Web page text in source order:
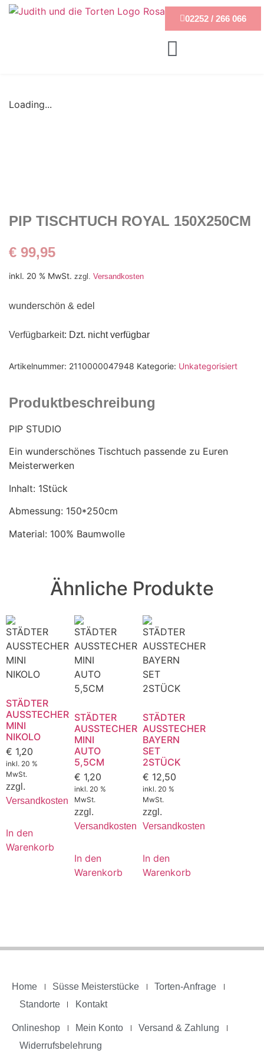
02252 / 266 066
Loading...
PIP TISCHTUCH ROYAL 150X250CM
€ 99,95
inkl. 20 % MwSt. zzgl. Versandkosten
wunderschön & edel
Verfügbarkeit: Dzt. nicht verfügbar
Artikelnummer: 2110000047948 Kategorie: Unkategorisiert
Produktbeschreibung
PIP STUDIO
Ein wunderschönes Tischtuch passende zu Euren
Meisterwerken
Inhalt: 1Stück
Abmessung: 150*250cm
Material: 100% Baumwolle
Ähnliche Produkte
STÄDTER
AUSSTECHER
MINI
NIKOLO
€ 1,20
inkl. 20 %
MwSt.
zzgl.
Versandkosten
In den
Warenkorb
STÄDTER
AUSSTECHER
MINI
AUTO
5,5CM
€ 1,20
inkl. 20 %
MwSt.
zzgl.
Versandkosten
In den
Warenkorb
STÄDTER
AUSSTECHER
BAYERN
SET
2STÜCK
€ 12,50
inkl. 20 %
MwSt.
zzgl.
Versandkosten
In den
Warenkorb
Home Süsse Meisterstücke
Torten-Anfrage
Standorte
Kontakt
Onlineshop Mein Konto
Versand & Zahlung
Widerrufsbelehrung